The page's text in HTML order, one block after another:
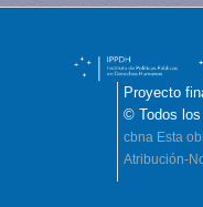
Proyecto
© Todos los
cbna Esta
Atribución-